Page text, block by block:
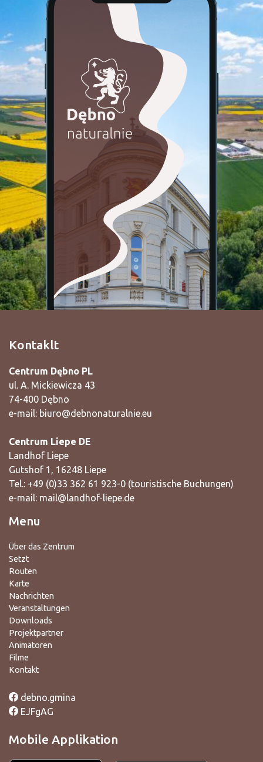
Kontaklt
Centrum Dębno PL
ul. A. Mickiewicza 43
74-400 Dębno
e-mail: biuro@debnonaturalnie.eu
Centrum Liepe DE
Landhof Liepe
Gutshof 1, 16248 Liepe
Tel.: +49 (0)33 362 61 923-0 (touristische Buchungen)
e-mail: mail@landhof-liepe.de
Menu
Über das Zentrum
Setzt
Routen
Karte
Nachrichten
Veranstaltungen
Downloads
Projektpartner
Animatoren
Filme
Kontakt
debno.gmina
EJFgAG
Mobile Applikation